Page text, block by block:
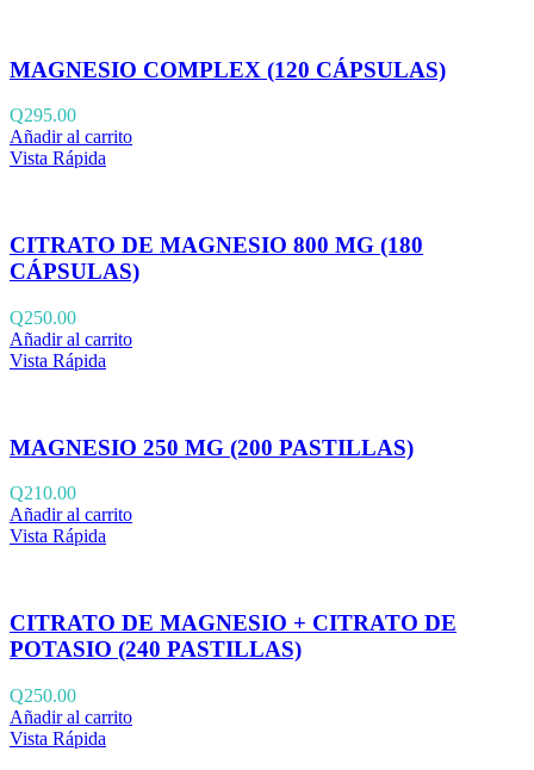
MAGNESIO COMPLEX (120 CÁPSULAS)
Q295.00
Añadir al carrito
Vista Rápida
CITRATO DE MAGNESIO 800 MG (180
CÁPSULAS)
Q250.00
Añadir al carrito
Vista Rápida
MAGNESIO 250 MG (200 PASTILLAS)
Q210.00
Añadir al carrito
Vista Rápida
CITRATO DE MAGNESIO + CITRATO DE
POTASIO (240 PASTILLAS)
Q250.00
Añadir al carrito
Vista Rápida